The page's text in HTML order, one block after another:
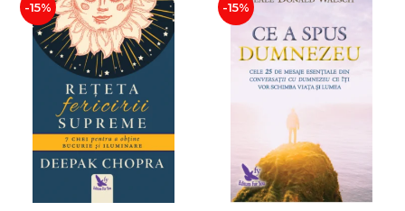
-15% -15%